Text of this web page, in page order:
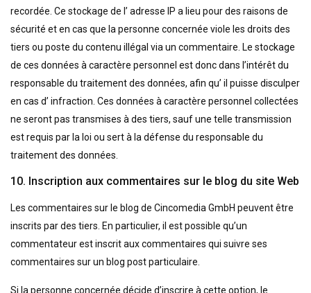
recordée. Ce stockage de l’ adresse IP a lieu pour des raisons de
sécurité et en cas que la personne concernée viole les droits des
tiers ou poste du contenu illégal via un commentaire. Le stockage
de ces données à caractère personnel est donc dans l’intérêt du
responsable du traitement des données, afin qu’ il puisse disculper
en cas d’ infraction. Ces données à caractère personnel collectées
ne seront pas transmises à des tiers, sauf une telle transmission
est requis par la loi ou sert à la défense du responsable du
traitement des données.
10. Inscription aux commentaires sur le blog du site Web
Les commentaires sur le blog de Cincomedia GmbH peuvent être
inscrits par des tiers. En particulier, il est possible qu’un
commentateur est inscrit aux commentaires qui suivre ses
commentaires sur un blog post particulaire.
Si la personne concernée décide d’inscrire à cette option, le